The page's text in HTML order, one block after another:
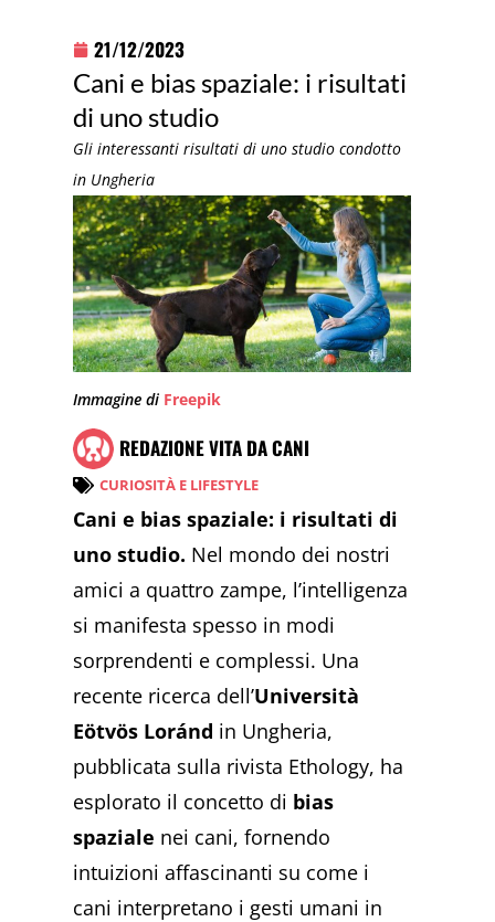
21/12/2023
Cani e bias spaziale: i risultati
di uno studio
Gli interessanti risultati di uno studio condotto
in Ungheria
Immagine di Freepik
REDAZIONE VITA DA CANI
CURIOSITÀ E LIFESTYLE
Cani e bias spaziale: i risultati di
uno studio. Nel mondo dei nostri
amici a quattro zampe, l’intelligenza
si manifesta spesso in modi
sorprendenti e complessi. Una
recente ricerca dell’Università
Eötvös Loránd in Ungheria,
pubblicata sulla rivista Ethology, ha
esplorato il concetto di bias
spaziale nei cani, fornendo
intuizioni affascinanti su come i
cani interpretano i gesti umani in